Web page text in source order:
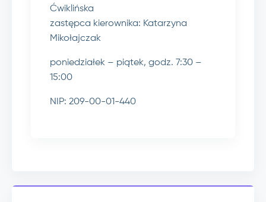
Ćwiklińska
zastępca kierownika: Katarzyna
Mikołajczak
poniedziałek – piątek, godz. 7:30 –
15:00
NIP: 209-00-01-440